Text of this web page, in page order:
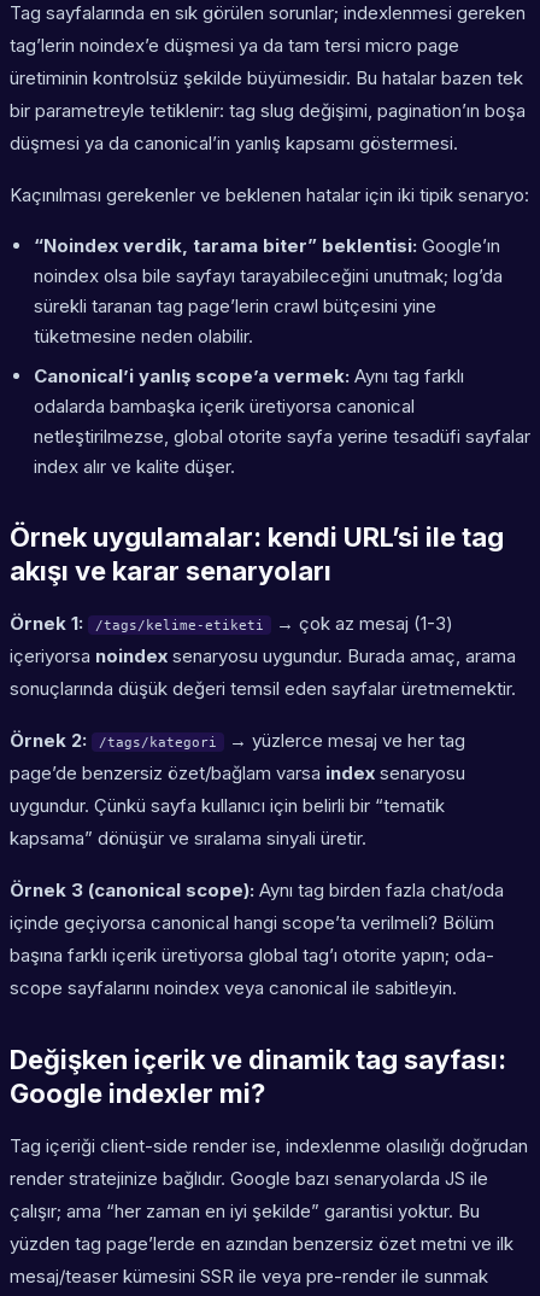
Tag sayfalarında en sık görülen sorunlar; indexlenmesi gereken
tag’lerin noindex’e düşmesi ya da tam tersi micro page
üretiminin kontrolsüz şekilde büyümesidir. Bu hatalar bazen tek
bir parametreyle tetiklenir: tag slug değişimi, pagination’ın boşa
düşmesi ya da canonical’in yanlış kapsamı göstermesi.
Kaçınılması gerekenler ve beklenen hatalar için iki tipik senaryo:
“Noindex verdik, tarama biter” beklentisi: Google’ın
noindex olsa bile sayfayı tarayabileceğini unutmak; log’da
sürekli taranan tag page’lerin crawl bütçesini yine
tüketmesine neden olabilir.
Canonical’i yanlış scope’a vermek: Aynı tag farklı
odalarda bambaşka içerik üretiyorsa canonical
netleştirilmezse, global otorite sayfa yerine tesadüfi sayfalar
index alır ve kalite düşer.
Örnek uygulamalar: kendi URL’si ile tag
akışı ve karar senaryoları
Örnek 1: /tags/kelime-etiketi
→ çok az mesaj (1-3)
içeriyorsa noindex senaryosu uygundur. Burada amaç, arama
sonuçlarında düşük değeri temsil eden sayfalar üretmemektir.
Örnek 2: /tags/kategori
→ yüzlerce mesaj ve her tag
page’de benzersiz özet/bağlam varsa index senaryosu
uygundur. Çünkü sayfa kullanıcı için belirli bir “tematik
kapsama” dönüşür ve sıralama sinyali üretir.
Örnek 3 (canonical scope): Aynı tag birden fazla chat/oda
içinde geçiyorsa canonical hangi scope’ta verilmeli? Bölüm
başına farklı içerik üretiyorsa global tag’ı otorite yapın; oda-
scope sayfalarını noindex veya canonical ile sabitleyin.
Değişken içerik ve dinamik tag sayfası:
Google indexler mi?
Tag içeriği client-side render ise, indexlenme olasılığı doğrudan
render stratejinize bağlıdır. Google bazı senaryolarda JS ile
çalışır; ama “her zaman en iyi şekilde” garantisi yoktur. Bu
yüzden tag page’lerde en azından benzersiz özet metni ve ilk
mesaj/teaser kümesini SSR ile veya pre-render ile sunmak